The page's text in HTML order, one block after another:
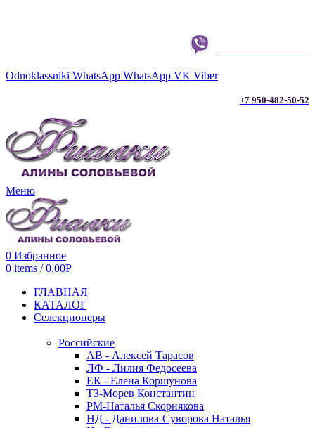
Odnoklassniki WhatsApp WhatsApp VK Viber
+7 950-482-50-52
Меню
0 Избранное
0 items / 0,00Р
ГЛАВНАЯ
КАТАЛОГ
Селекционеры
Российские
АВ - Алексей Тарасов
ЛФ - Лилия Федосеева
ЕК - Елена Коршунова
ТЗ-Морев Константин
РМ-Наталья Скорнякова
НД - Данилова-Суворова Наталья